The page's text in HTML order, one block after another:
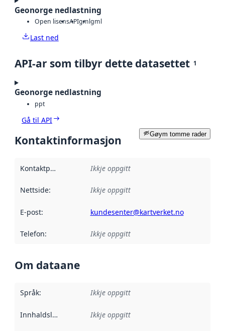
Geonorge nedlastning
Open lisensAPIgmlgml
Last ned
API-ar som tilbyr dette datasettet 1
Geonorge nedlastning
ppt
Gå til API
Gøym tomme rader
Kontaktinformasjon
Kontaktpunkt Ikkje oppgitt
Nettside: Ikkje oppgitt
E-post: kundesenter@kartverket.no
Telefon: Ikkje oppgitt
Om dataane
Språk: Ikkje oppgitt
Innhaldsleverandørar :
Ikkje oppgitt